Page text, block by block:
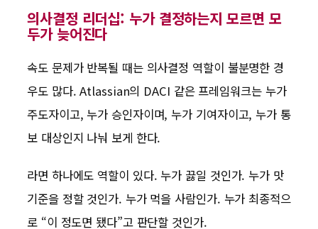
의사결정 리더십: 누가 결정하는지 모르면 모
두가 늦어진다
속도 문제가 반복될 때는 의사결정 역할이 불분명한 경
우도 많다. Atlassian의 DACI 같은 프레임워크는 누가
주도자이고, 누가 승인자이며, 누가 기여자이고, 누가 통
보 대상인지 나눠 보게 한다.
라면 하나에도 역할이 있다. 누가 끓일 것인가. 누가 맛
기준을 정할 것인가. 누가 먹을 사람인가. 누가 최종적으
로 “이 정도면 됐다”고 판단할 것인가.